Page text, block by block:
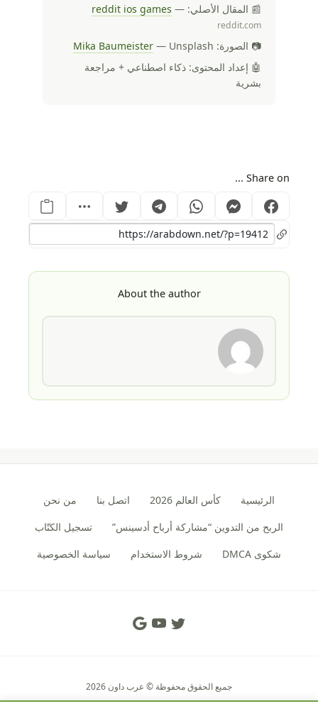
📰 المقال الأصلي: reddit ios games —
reddit.com
📷 الصورة: Mika Baumeister — Unsplash
🤖 إعداد المحتوى: ذكاء اصطناعي + مراجعة
بشرية
Share on ...
About the author
الرئيسية كأس العالم 2026 اتصل بنا
من نحن
الربح من التدوين “مشاركة أرباح أدسينس”
تسجيل الكتّاب
شكوى DMCA
شروط الاستخدام سياسة الخصوصية
Social Links
جميع الحقوق محفوظة © عرب داون 2026